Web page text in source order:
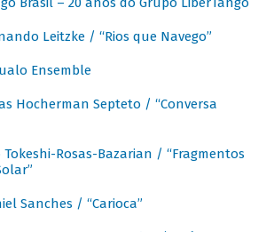
Leitzke / “Rios que Navego”
Ensemble
Hocherman Septeto / “Conversa
Tokeshi-Rosas-Bazarian / “Fragmentos
Sanches / “Carioca”